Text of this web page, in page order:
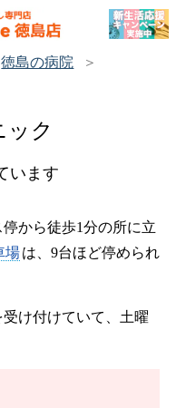
徳島の病院
ック
います
から徒歩1分の所に立
場は、9台ほど停められ
け付けていて、土曜